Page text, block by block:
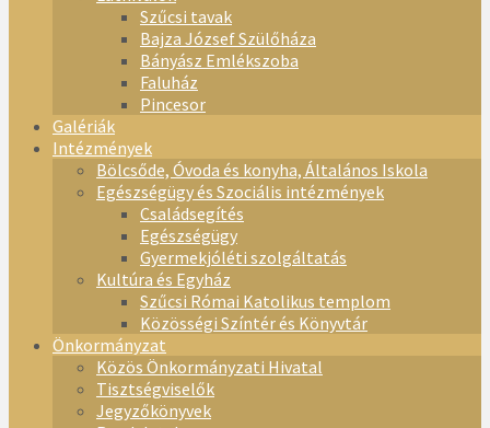
Szűcsi tavak
Bajza József Szülőháza
Bányász Emlékszoba
Faluház
Pincesor
Galériák
Intézmények
Bölcsőde, Óvoda és konyha, Általános Iskola
Egészségügy és Szociális intézmények
Családsegítés
Egészségügy
Gyermekjóléti szolgáltatás
Kultúra és Egyház
Szűcsi Római Katolikus templom
Közösségi Színtér és Könyvtár
Önkormányzat
Közös Önkormányzati Hivatal
Tisztségviselők
Jegyzőkönyvek